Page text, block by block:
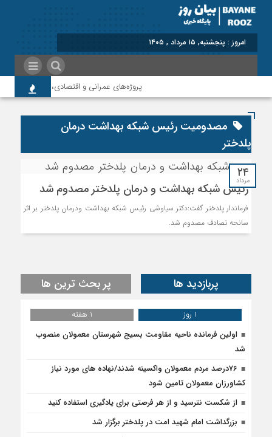
امروز : پنجشنبه, ۱۵ مرداد , ۱۴۰۵
پروژه‌های عمرانی و اقتصادی، شتاب‌دهنده
مصدومیت رئیس شبکه بهداشت درمان
پلدختر
۲۴
مرداد
رئیس شبکه بهداشت و درمان پلدختر مصدوم شد
فرماندار پلدختر گفت:دکتر سیاوشی رئیس شبکه بهداشت ودرمان پلدختر بر اثر
سانحه تصادف مصدوم شد.
پربازدید ها پر بحث ترین ها
1 روز
1 هفته
اولین فرمانده ناحیه مقاومت بسیج شهرستان معمولان منصوب
شد
۷۶درصد مردم معمولان واکسینه شدند/نهاده های مورد نیاز
کشاورزان معمولان تامین شود
از شکست نترسید و از هر فرصتی برای یادگیری استفاده کنید
بزرگداشت امام شهید امت در پلدختر برگزار شد